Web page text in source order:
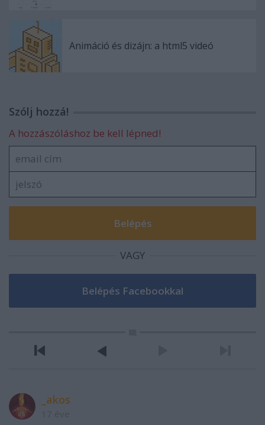
Animáció és dizájn: a html5 videó
Szólj hozzá!
A hozzászóláshoz be kell lépned!
VAGY
_akos